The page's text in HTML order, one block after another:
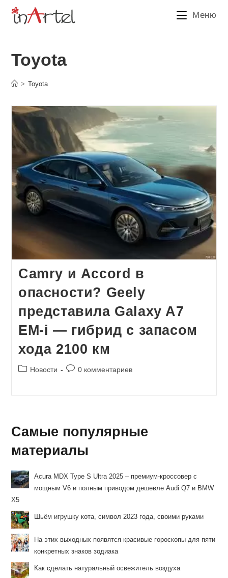
Перейти
Меню
Toyota
> Toyota
Camry и Accord в
опасности? Geely
представила Galaxy A7
EM-i — гибрид с запасом
хода 2100 км
Рубрика
Новости
Комментарии
0 комментариев
Самые популярные
материалы
Acura MDX Type S Ultra 2025 – премиум-кроссовер с
мощным V6 и полным приводом дешевле Audi Q7 и BMW
X5
Шьём игрушку кота, символ 2023 года, своими руками
На этих выходных появятся красивые гороскопы для пяти
конкретных знаков зодиака
Как сделать натуральный освежитель воздуха